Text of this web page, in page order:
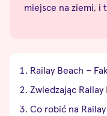
miejsce na ziemi, i
Railay Beach –
Zwiedzając Railay
Co robić na